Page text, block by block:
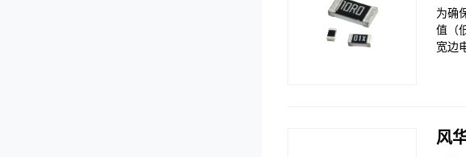
为确
值（
宽边
风